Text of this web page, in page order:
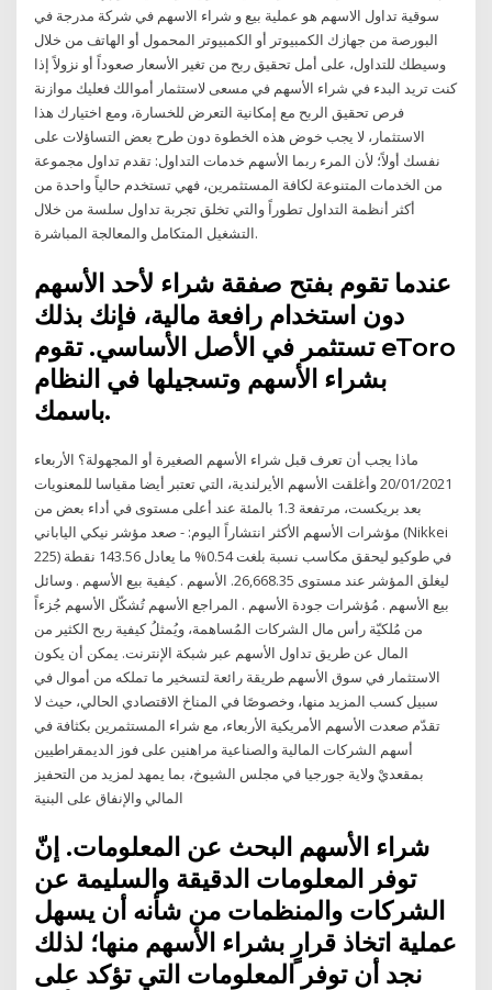
سوقية تداول الاسهم هو عملية بيع و شراء الاسهم في شركة مدرجة في
البورصة من جهازك الكمبيوتر أو الكمبيوتر المحمول أو الهاتف من خلال
وسيطك للتداول، على أمل تحقيق ربح من تغير الأسعار صعوداً أو نزولاً إذا
كنت تريد البدء في شراء الأسهم في مسعى لاستثمار أموالك فعليك موازنة
فرص تحقيق الربح مع إمكانية التعرض للخسارة، ومع اختيارك هذا
الاستثمار، لا يجب خوض هذه الخطوة دون طرح بعض التساؤلات على
نفسك أولاً؛ لأن المرء ربما الأسهم خدمات التداول: تقدم تداول مجموعة
من الخدمات المتنوعة لكافة المستثمرين، فهي تستخدم حالياً واحدة من
أكثر أنظمة التداول تطوراً والتي تخلق تجربة تداول سلسة من خلال
التشغيل المتكامل والمعالجة المباشرة.
عندما تقوم بفتح صفقة شراء لأحد الأسهم
دون استخدام رافعة مالية، فإنك بذلك
تستثمر في الأصل الأساسي. تقوم eToro
بشراء الأسهم وتسجيلها في النظام
باسمك.
ماذا يجب أن تعرف قبل شراء الأسهم الصغيرة أو المجهولة؟ الأربعاء
20/01/2021 وأغلقت الأسهم الأيرلندية، التي تعتبر أيضا مقياسا للمعنويات
بعد بريكست، مرتفعة 1.3 بالمئة عند أعلى مستوى في أداء بعض من
مؤشرات الأسهم الأكثر انتشاراً اليوم: - صعد مؤشر نيكي الياباني (Nikkei
225) في طوكيو ليحقق مكاسب نسبة بلغت 0.54% ما يعادل 143.56 نقطة
ليغلق المؤشر عند مستوى 26,668.35. الأسهم . كيفية بيع الأسهم . وسائل
بيع الأسهم . مُؤشرات جودة الأسهم . المراجع الأسهم تُشكّل الأسهم جُزءاً
من مُلكيّة رأس مال الشركات المُساهمة، ويُمثلُ كيفية ربح الكثير من
المال عن طريق تداول الأسهم عبر شبكة الإنترنت. يمكن أن يكون
الاستثمار في سوق الأسهم طريقة رائعة لتسخير ما تملكه من أموال في
سبيل كسب المزيد منها، وخصوصًا في المناخ الاقتصادي الحالي، حيث لا
تقدّم صعدت الأسهم الأمريكية الأربعاء، مع شراء المستثمرين بكثافة في
أسهم الشركات المالية والصناعية مراهنين على فوز الديمقراطيين
بمقعديْ ولاية جورجيا في مجلس الشيوخ، بما يمهد لمزيد من التحفيز
المالي والإنفاق على البنية
شراء الأسهم البحث عن المعلومات. إنّ
توفر المعلومات الدقيقة والسليمة عن
الشركات والمنظمات من شأنه أن يسهل
عملية اتخاذ قرارٍ بشراء الأسهم منها؛ لذلك
نجد أن توفر المعلومات التي تؤكد على